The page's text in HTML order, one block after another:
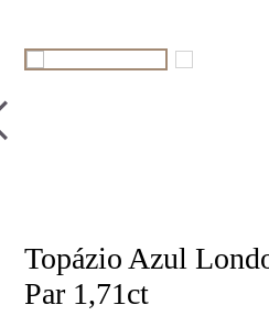
Topázio Azul
Par 1,71ct